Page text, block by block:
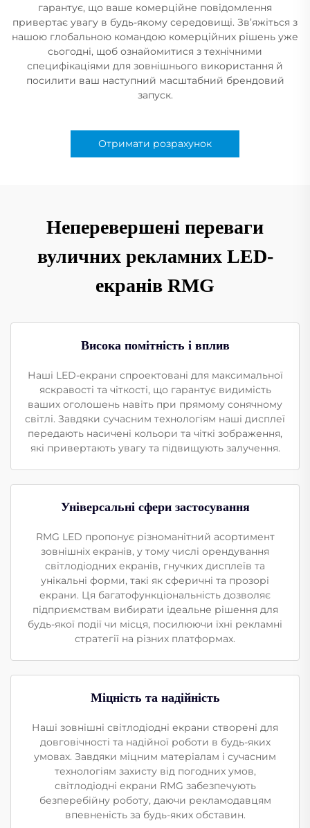
гарантує, що ваше комерційне повідомлення
привертає увагу в будь-якому середовищі. Зв’яжіться з
нашою глобальною командою комерційних рішень уже
сьогодні, щоб ознайомитися з технічними
специфікаціями для зовнішнього використання й
посилити ваш наступний масштабний брендовий
запуск.
Отримати розрахунок
Неперевершені переваги
вуличних рекламних LED-
екранів RMG
Висока помітність і вплив
Наші LED-екрани спроектовані для максимальної
яскравості та чіткості, що гарантує видимість
ваших оголошень навіть при прямому сонячному
світлі. Завдяки сучасним технологіям наші дисплеї
передають насичені кольори та чіткі зображення,
які привертають увагу та підвищують залучення.
Універсальні сфери застосування
RMG LED пропонує різноманітний асортимент
зовнішніх екранів, у тому числі орендування
світлодіодних екранів, гнучких дисплеїв та
унікальні форми, такі як сферичні та прозорі
екрани. Ця багатофункціональність дозволяє
підприємствам вибирати ідеальне рішення для
будь-якої події чи місця, посилюючи їхні рекламні
стратегії на різних платформах.
Міцність та надійність
Наші зовнішні світлодіодні екрани створені для
довговічності та надійної роботи в будь-яких
умовах. Завдяки міцним матеріалам і сучасним
технологіям захисту від погодних умов,
світлодіодні екрани RMG забезпечують
безперебійну роботу, даючи рекламодавцям
впевненість за будь-яких обставин.